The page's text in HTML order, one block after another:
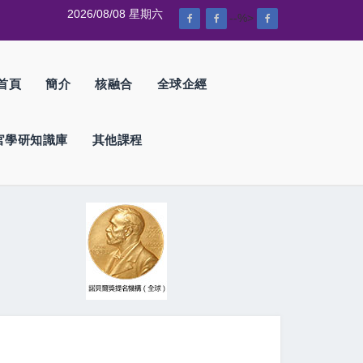
--%>
2026/08/08 星期六
頁 簡介 核融合 全球企經
學研知識庫 其他課程